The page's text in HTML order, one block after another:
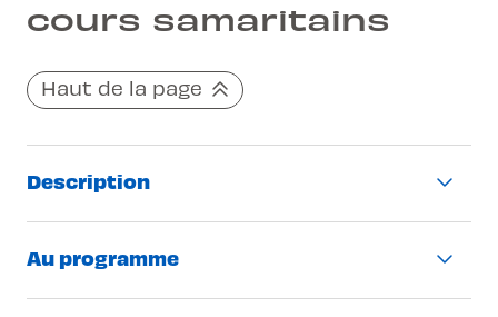
cours samaritains
Haut de la page
Description
Cours obligatoire pour aller à l’examen
Au programme